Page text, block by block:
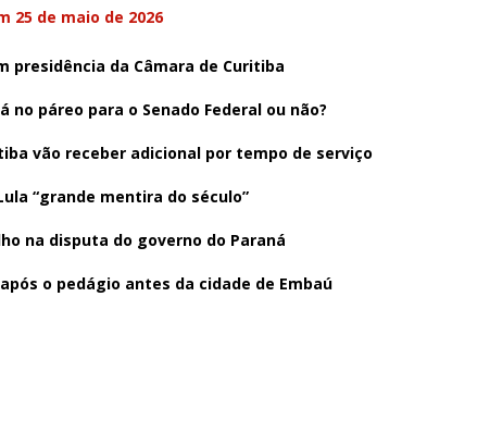
25 de maio de 2026
presidência da Câmara de Curitiba
no páreo para o Senado Federal ou não?
vão receber adicional por tempo de serviço
“grande mentira do século”
na disputa do governo do Paraná
o pedágio antes da cidade de Embaú